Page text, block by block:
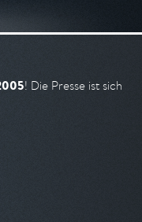
! Die Presse ist sich